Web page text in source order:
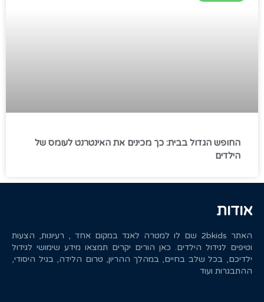
החופש הגדול בבית: כך מכינים את האינטרנט לעומס של
הילדים
אודות
האתר 2bkids שם לו למטרה לאגד במקום אחד , רעיונות, הצעות
וטיפים לגידול הילדים. כאן הורים יקרים תמצאו מידע שימושי לגידול
ילדיכם, בכל שלב בחיים, במהלך ההריון, טרום הלידה, בגיל היסודי,
ההתבגרות ועוד